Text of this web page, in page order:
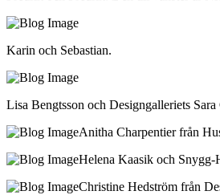
Karin och Sebastian.
Lisa Bengtsson och Designgalleriets
Anitha Charpentier från
Helena Kaasik och Snygg-
Christine Hedström från